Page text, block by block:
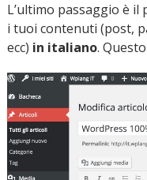
L’ultimo passaggio è il
i tuoi contenuti (post,
ecc) in italiano.